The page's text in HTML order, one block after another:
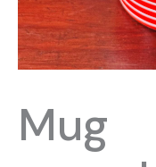
Mug
Mug
porcelana